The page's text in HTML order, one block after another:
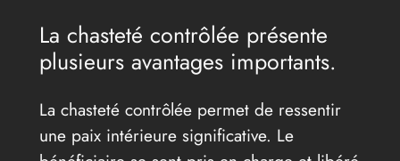
La chasteté contrôlée présente
plusieurs avantages importants.
La chasteté contrôlée permet de ressentir
une paix intérieure significative. Le